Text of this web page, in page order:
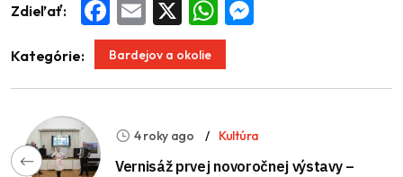
Zdieľať: Facebook
Email WhatsApp
Kategórie: Bardejov a okolie
4 roky ago Kultúra
Vernisáž prvej novoročnej výstavy –